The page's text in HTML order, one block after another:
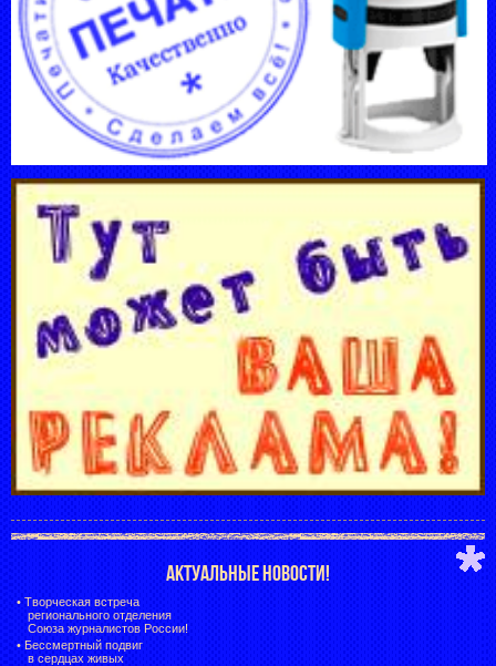
АКТУАЛЬНЫЕ НОВОСТИ!
• Творческая встреча
регионального отделения
Союза журналистов России!
• Бессмертный подвиг
в сердцах живых